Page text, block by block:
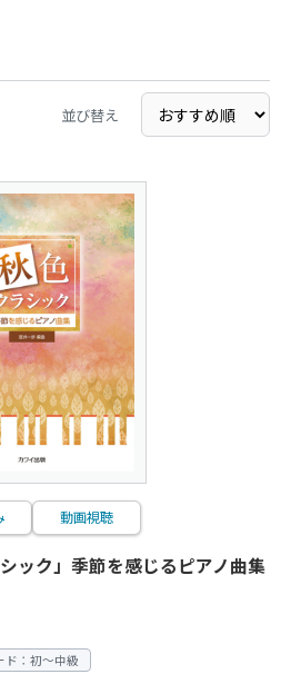
並び替え
動画視聴
ック」季節を感じるピアノ曲集
ド：初～中級